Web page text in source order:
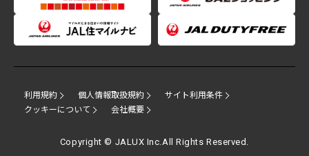
利用規約 個人情報取扱規約
サイト利用条件
クッキーについて
会社概要
Copyright © JALUX Inc.All Rights Reserved.